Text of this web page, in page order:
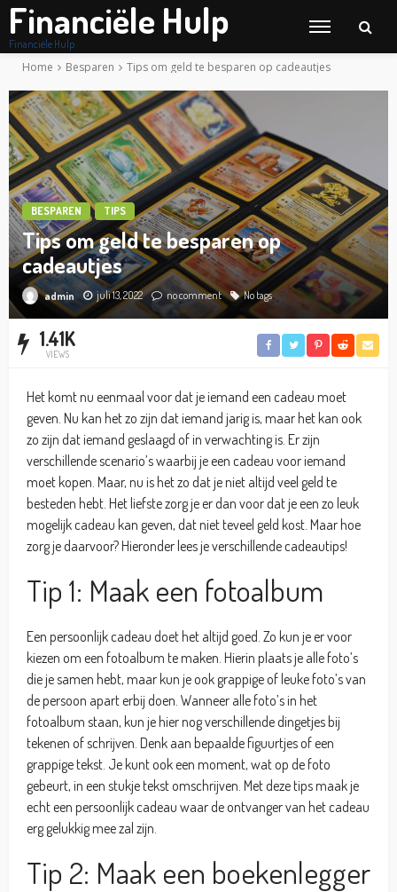
Financiële Hulp
Financiële Hulp
Home Besparen Tips om geld te besparen op cadeautjes
BESPAREN TIPS
Tips om geld te besparen op
cadeautjes
admin juli 13, 2022 no comment No tags
1.41K
VIEWS
Het komt nu eenmaal voor dat je iemand een cadeau moet
geven. Nu kan het zo zijn dat iemand jarig is, maar het kan ook
zo zijn dat iemand geslaagd of in verwachting is. Er zijn
verschillende scenario’s waarbij je een cadeau voor iemand
moet kopen. Maar, nu is het zo dat je niet altijd veel geld te
besteden hebt. Het liefste zorg je er dan voor dat je een zo leuk
mogelijk cadeau kan geven, dat niet teveel geld kost. Maar hoe
zorg je daarvoor? Hieronder lees je verschillende cadeautips!
Tip 1: Maak een fotoalbum
Een persoonlijk cadeau doet het altijd goed. Zo kun je er voor
kiezen om een fotoalbum te maken. Hierin plaats je alle foto’s
die je samen hebt, maar kun je ook grappige of leuke foto’s van
de persoon apart erbij doen. Wanneer alle foto’s in het
fotoalbum staan, kun je hier nog verschillende dingetjes bij
tekenen of schrijven. Denk aan bepaalde figuurtjes of een
grappige tekst. Je kunt ook een moment, wat op de foto
gebeurt, in een stukje tekst omschrijven. Met deze tips maak je
echt een persoonlijk cadeau waar de ontvanger van het cadeau
erg gelukkig mee zal zijn.
Tip 2: Maak een boekenlegger